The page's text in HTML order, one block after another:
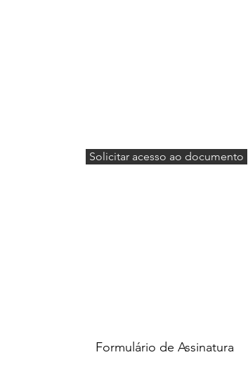
Solicitar acesso ao documento
Formulário de Assinatura